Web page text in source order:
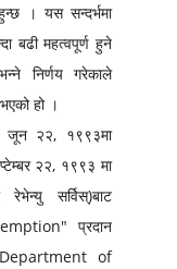
। यस सन्दर्भमा
बढी महत्वपूर्ण हुने
निर्णय गरेकाले
हो ।
जून २२, १९९३मा
२२, १९९३ मा
सर्विस्)बाट
प्रदान
of